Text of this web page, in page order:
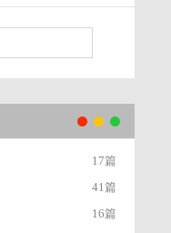
17篇
41篇
16篇